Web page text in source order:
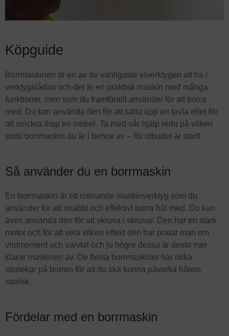
Köpguide
Borrmaskinen är en av de vanligaste elverktygen att ha i
verktygslådan och det är en praktisk maskin med många
funktioner, men som du framförallt använder för att borra
med. Du kan använda den för att sätta upp en tavla eller för
att snickra ihop en möbel. Ta med vår hjälp reda på vilken
sorts borrmaskin du är i behov av – för utbudet är stort!
Så använder du en borrmaskin
En borrmaskin är ett roterande maskinverktyg som du
använder för att snabbt och effektivt borra hål med. Du kan
även använda den för att skruva i skruvar. Den har en stark
motor och för att veta vilken effekt den har pratar man om
vridmoment och varvtal och ju högre dessa är desto mer
klarar maskinen av. De flesta borrmaskiner har olika
storlekar på borren för att du ska kunna påverka hålets
storlek.
Fördelar med en borrmaskin